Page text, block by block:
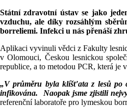
Státní zdravotní ústav se jako
vzduchu, ale díky rozsáhlým
borreliemi. Infekci u nás přenáší
Aplikaci vyvinuli vědci z Fakulty
v Olomouci, Českou lesnickou
republice, a to metodou PCR, která
„V průměru byla klíšťata z lesů po
infikována. Naopak jsme zjistili
referenční laboratoře pro lymeskou